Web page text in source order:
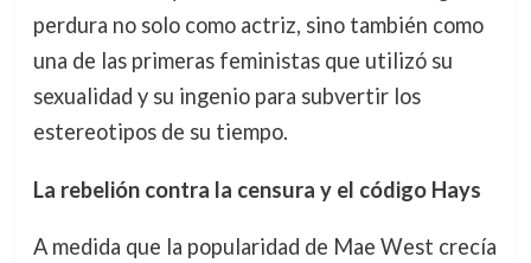
perdura no solo como actriz, sino también como
una de las primeras feministas que utilizó su
sexualidad y su ingenio para subvertir los
estereotipos de su tiempo.
La rebelión contra la censura y el código Hays
A medida que la popularidad de Mae West crecía